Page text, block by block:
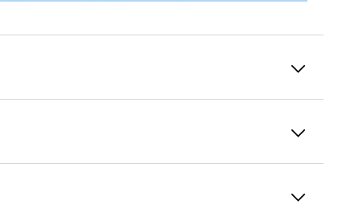
ed estraibili sono chiusi ovunque. In questo
modo, quando si apre l’apparecchio, il freddo